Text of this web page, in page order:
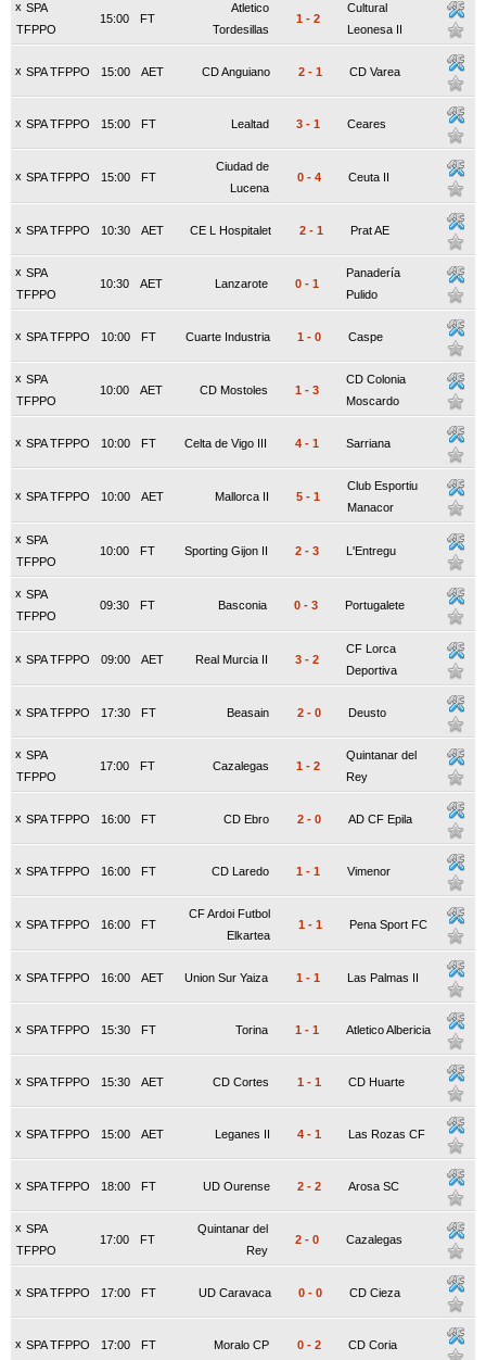
x SPA
TFPPO
FT
15:00
Atletico
Tordesillas
1 - 2
Cultural
Leonesa II
x SPA TFPPO AET
15:00 CD Anguiano 2 - 1 CD Varea
x SPA TFPPO FT
15:00 Lealtad 3 - 1 Ceares
x SPA TFPPO FT
15:00
Ciudad de
Lucena
0 - 4 Ceuta II
x SPA TFPPO AET
10:30 CE L Hospitalet 2 - 1 Prat AE
x SPA
TFPPO
AET
10:30 Lanzarote 0 - 1
Panadería
Pulido
x SPA TFPPO FT
10:00 Cuarte Industria 1 - 0 Caspe
x SPA
TFPPO
AET
10:00 CD Mostoles 1 - 3
CD Colonia
Moscardo
x SPA TFPPO FT
10:00 Celta de Vigo III 4 - 1 Sarriana
x SPA TFPPO AET
10:00 Mallorca II 5 - 1
Club Esportiu
Manacor
x SPA
TFPPO
FT
10:00 Sporting Gijon II 2 - 3 L'Entregu
x SPA
TFPPO
FT
09:30 Basconia 0 - 3 Portugalete
x SPA TFPPO AET
09:00 Real Murcia II 3 - 2
CF Lorca
Deportiva
x SPA TFPPO FT
17:30 Beasain 2 - 0 Deusto
x SPA
TFPPO
FT
17:00 Cazalegas 1 - 2
Quintanar del
Rey
x SPA TFPPO FT
16:00 CD Ebro 2 - 0 AD CF Epila
x SPA TFPPO FT
16:00 CD Laredo 1 - 1 Vimenor
x SPA TFPPO FT
16:00
CF Ardoi Futbol
Elkartea
1 - 1 Pena Sport FC
x SPA TFPPO AET
16:00 Union Sur Yaiza 1 - 1 Las Palmas II
x SPA TFPPO FT
15:30 Torina 1 - 1 Atletico Albericia
x SPA TFPPO AET
15:30 CD Cortes 1 - 1 CD Huarte
x SPA TFPPO AET
15:00 Leganes II 4 - 1 Las Rozas CF
x SPA TFPPO FT
18:00 UD Ourense 2 - 2 Arosa SC
x SPA
TFPPO
FT
17:00
Quintanar del
Rey
2 - 0 Cazalegas
x SPA TFPPO FT
17:00 UD Caravaca 0 - 0 CD Cieza
x SPA TFPPO FT
17:00 Moralo CP 0 - 2 CD Coria